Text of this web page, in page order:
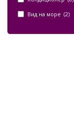
Вид на море (2)